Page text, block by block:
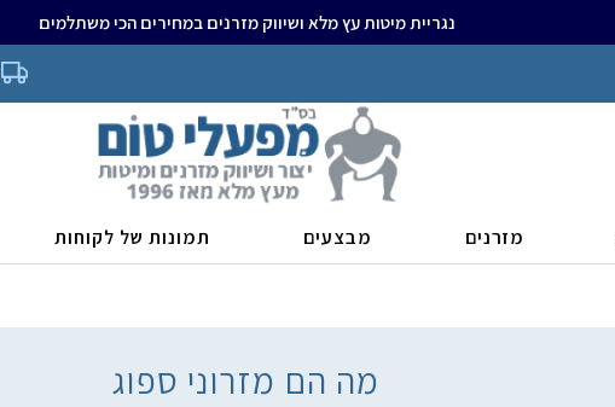
נגריית מיטות עץ מלא ושיווק מזרנים במחירים הכי משתלמים
מזרנים מבצעים תמונות של לקוחות
מה הם מזרוני ספוג